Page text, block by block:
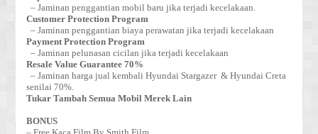
– Jaminan penggantian mobil baru jika terjadi kecelakaan.
Customer Protection Program
– Jaminan penggantian biaya perawatan jika terjadi kecelakaan
Payment Protection Program
– Jaminan pelunasan cicilan jika terjadi kecelakaan
Resale Value Guarantee 70%
– Jaminan harga jual kembali Hyundai Stargazer & Hyundai Creta
senilai 70%.
Tukar Tambah Semua Mobil Merek Lain
BONUS